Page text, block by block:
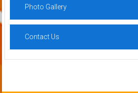
Photo Gallery
Contact Us